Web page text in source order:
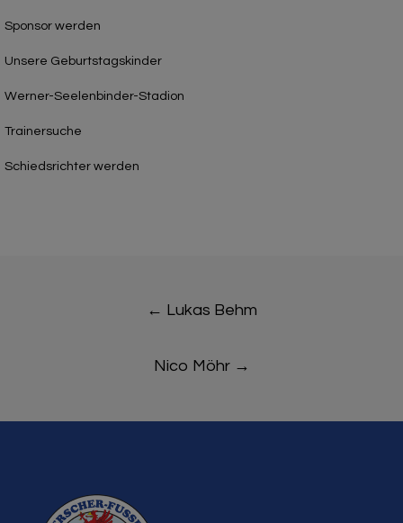
Sponsor werden
Unsere Geburtstagskinder
Werner-Seelenbinder-Stadion
Trainersuche
Schiedsrichter werden
← Lukas Behm
Nico Möhr →